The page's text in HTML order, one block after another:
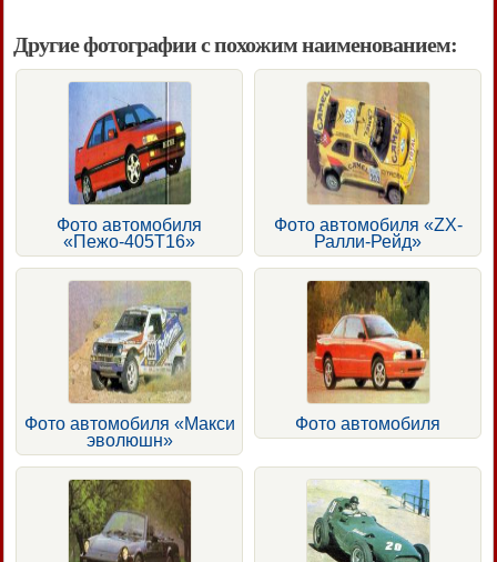
Другие фотографии с похожим наименованием:
Фото автомобиля
«Пежо-405Т16»
Фото автомобиля «ZX-
Ралли-Рейд»
Фото автомобиля «Макси
эволюшн»
Фото автомобиля